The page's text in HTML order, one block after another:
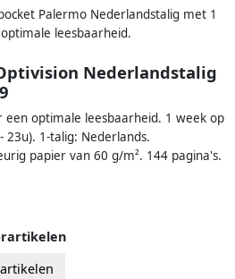
Palermo Nederlandstalig met 1
leesbaarheid.
Nederlandstalig
optimale leesbaarheid. 1 week op
23u). 1-talig: Nederlands.
papier van 60 g/m². 144 pagina's.